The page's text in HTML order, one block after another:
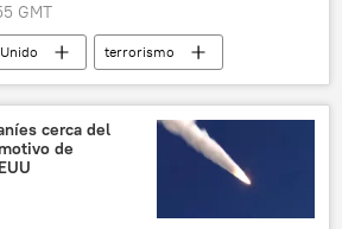
GMT
terrorismo
noticias
cerca del
de